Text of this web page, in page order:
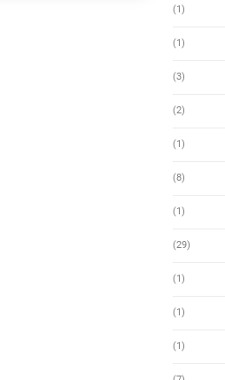
(1)
(1)
(3)
(2)
(1)
(8)
(1)
(29)
(1)
(1)
(1)